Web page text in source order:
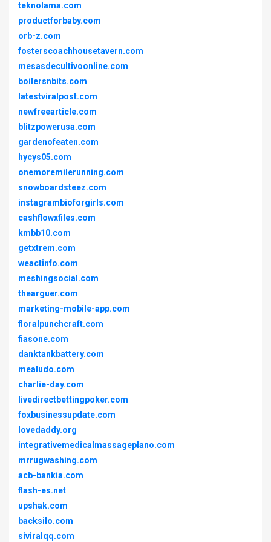
teknolama.com
productforbaby.com
orb-z.com
fosterscoachhousetavern.com
mesasdecultivoonline.com
boilersnbits.com
latestviralpost.com
newfreearticle.com
blitzpowerusa.com
gardenofeaten.com
hycys05.com
onemoremilerunning.com
snowboardsteez.com
instagrambioforgirls.com
cashflowxfiles.com
kmbb10.com
getxtrem.com
weactinfo.com
meshingsocial.com
thearguer.com
marketing-mobile-app.com
floralpunchcraft.com
fiasone.com
danktankbattery.com
mealudo.com
charlie-day.com
livedirectbettingpoker.com
foxbusinessupdate.com
lovedaddy.org
integrativemedicalmassageplano.com
mrrugwashing.com
acb-bankia.com
flash-es.net
upshak.com
backsilo.com
siviralqq.com